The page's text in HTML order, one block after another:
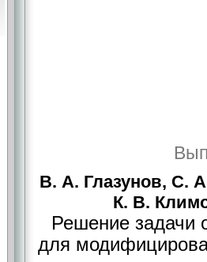
В. А. Глазунов, С.
К. В.
Решение задачи
для